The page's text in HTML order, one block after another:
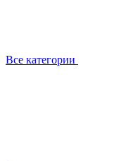
Все категории